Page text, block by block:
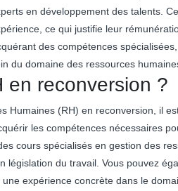
en développement des talents.
ce qui justifie leur
des compétences
du domaine des ressources
en reconversion ?
Humaines (RH) en reconversion, il
les compétences nécessaires
cours spécialisés en gestion des
législation du travail. Vous pouvez
expérience concrète dans le